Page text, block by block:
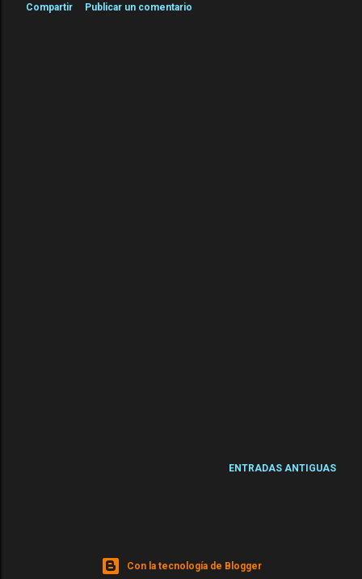
Compartir Publicar un comentario
ENTRADAS ANTIGUAS
Con la tecnología de Blogger